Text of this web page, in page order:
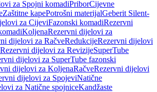
za Spojni komadiPriborCijevne
Zaštitne kapePotrošni materijalGeberit Silent-
za CijeviFazonski komadiRezervni
KoljenaRezervni dijelovi za
dijelovi za RačveRedukcijeRezervni dijelovi
Rezervni dijelovi za RevizijeSuperTube
dijelovi za SuperTube fazonski
dijelovi za KoljenaRačveRezervni dijelovi
dijelovi za SpojeviNatične
za Natične spojniceKandžaste